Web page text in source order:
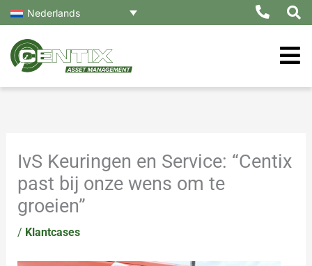
Ga
naar
de
inhoud
Nederlands
IvS Keuringen en Service: “Centix
past bij onze wens om te
groeien”
/ Klantcases